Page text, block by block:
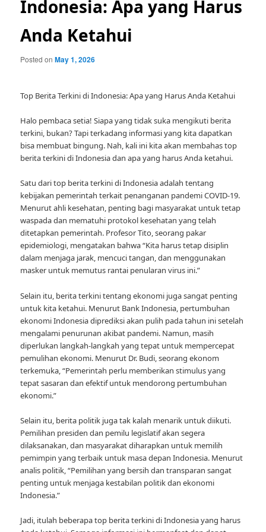
Indonesia: Apa yang Harus
Anda Ketahui
Posted onMay 1, 2026
Top Berita Terkini di Indonesia: Apa yang Harus Anda Ketahui
Halo pembaca setia! Siapa yang tidak suka mengikuti berita
terkini, bukan? Tapi terkadang informasi yang kita dapatkan
bisa membuat bingung. Nah, kali ini kita akan membahas top
berita terkini di Indonesia dan apa yang harus Anda ketahui.
Satu dari top berita terkini di Indonesia adalah tentang
kebijakan pemerintah terkait penanganan pandemi COVID-19.
Menurut ahli kesehatan, penting bagi masyarakat untuk tetap
waspada dan mematuhi protokol kesehatan yang telah
ditetapkan pemerintah. Profesor Tito, seorang pakar
epidemiologi, mengatakan bahwa “Kita harus tetap disiplin
dalam menjaga jarak, mencuci tangan, dan menggunakan
masker untuk memutus rantai penularan virus ini.”
Selain itu, berita terkini tentang ekonomi juga sangat penting
untuk kita ketahui. Menurut Bank Indonesia, pertumbuhan
ekonomi Indonesia diprediksi akan pulih pada tahun ini setelah
mengalami penurunan akibat pandemi. Namun, masih
diperlukan langkah-langkah yang tepat untuk mempercepat
pemulihan ekonomi. Menurut Dr. Budi, seorang ekonom
terkemuka, “Pemerintah perlu memberikan stimulus yang
tepat sasaran dan efektif untuk mendorong pertumbuhan
ekonomi.”
Selain itu, berita politik juga tak kalah menarik untuk diikuti.
Pemilihan presiden dan pemilu legislatif akan segera
dilaksanakan, dan masyarakat diharapkan untuk memilih
pemimpin yang terbaik untuk masa depan Indonesia. Menurut
analis politik, “Pemilihan yang bersih dan transparan sangat
penting untuk menjaga kestabilan politik dan ekonomi
Indonesia.”
Jadi, itulah beberapa top berita terkini di Indonesia yang harus